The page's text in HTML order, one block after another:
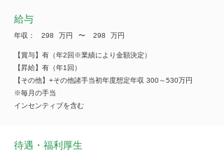
給与
年収： 298 万円 ​〜 298 万円
【賞与】有（年2回※業績により金額決定）
【昇給】有（年1回）
【その他】+その他諸手当初年度想定年収 300～530万円
※毎月の手当
インセンティブを含む
待遇・福利厚生